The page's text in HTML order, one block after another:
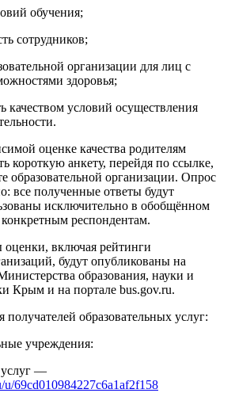
обучения;
сотрудников;
организации для лиц с
здоровья;
качеством условий осуществления
оценке качества родителям
короткую анкету, перейдя по ссылке,
образовательной организации. Опрос
все полученные ответы будут
исключительно в обобщённом
респондентам.
оценки, включая рейтинги
будут опубликованы на
образования, науки и
Крым и на портале bus.gov.ru.
получателей образовательных услуг:
учреждения:
услуг —
u/69cd010984227c6a1af2f158